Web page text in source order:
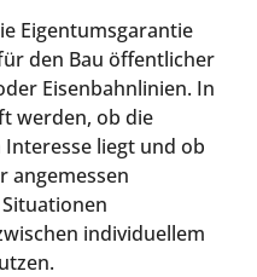
Eigentumsgarantie
den Bau öffentlicher
Eisenbahnlinien. In
werden, ob die
liegt und ob
angemessen
individuellem